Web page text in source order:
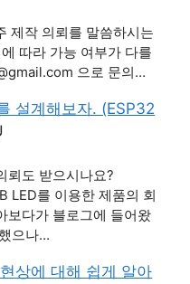
제작 의뢰를 말씀하시는
따라 가능 여부가 다를
으로 문의…
설계해보자. (ESP32
뢰도 받으시나요?
LED를 이용한 제품의 회
보다가 블로그에 들어왔
으나…
상에 대해 쉽게 알아